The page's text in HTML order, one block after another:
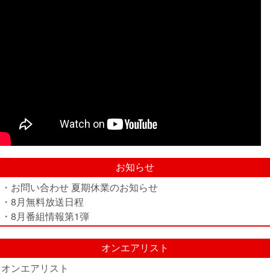
お知らせ
・お問い合わせ 夏期休業のお知らせ
・8月無料放送日程
・8月番組情報第1弾
オンエアリスト
オンエアリスト